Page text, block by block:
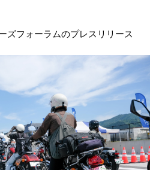
ズフォーラムのプレスリリース